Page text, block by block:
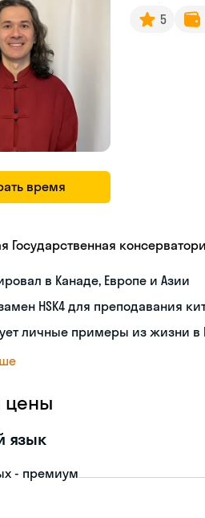
время
5
Государственная
в Канаде, Европе и Азии
HSK4 для преподавания
личные примеры из жизни в
цены
язык
- премиум